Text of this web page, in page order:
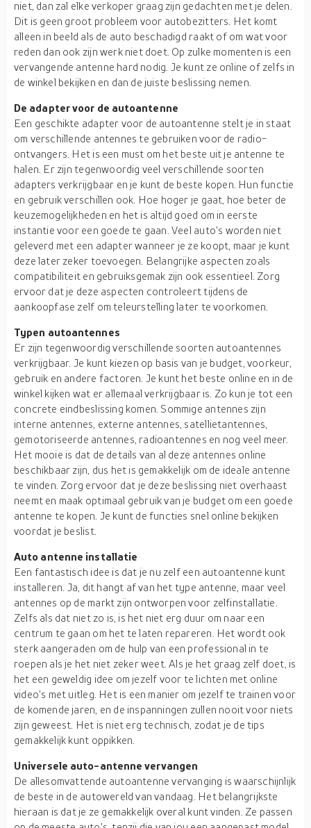
niet, dan zal elke verkoper graag zijn gedachten met je delen.
Dit is geen groot probleem voor autobezitters. Het komt
alleen in beeld als de auto beschadigd raakt of om wat voor
reden dan ook zijn werk niet doet. Op zulke momenten is een
vervangende antenne hard nodig. Je kunt ze online of zelfs in
de winkel bekijken en dan de juiste beslissing nemen.
De adapter voor de autoantenne
Een geschikte adapter voor de autoantenne stelt je in staat
om verschillende antennes te gebruiken voor de radio-
ontvangers. Het is een must om het beste uit je antenne te
halen. Er zijn tegenwoordig veel verschillende soorten
adapters verkrijgbaar en je kunt de beste kopen. Hun functie
en gebruik verschillen ook. Hoe hoger je gaat, hoe beter de
keuzemogelijkheden en het is altijd goed om in eerste
instantie voor een goede te gaan. Veel auto's worden niet
geleverd met een adapter wanneer je ze koopt, maar je kunt
deze later zeker toevoegen. Belangrijke aspecten zoals
compatibiliteit en gebruiksgemak zijn ook essentieel. Zorg
ervoor dat je deze aspecten controleert tijdens de
aankoopfase zelf om teleurstelling later te voorkomen.
Typen autoantennes
Er zijn tegenwoordig verschillende soorten autoantennes
verkrijgbaar. Je kunt kiezen op basis van je budget, voorkeur,
gebruik en andere factoren. Je kunt het beste online en in de
winkel kijken wat er allemaal verkrijgbaar is. Zo kun je tot een
concrete eindbeslissing komen. Sommige antennes zijn
interne antennes, externe antennes, satellietantennes,
gemotoriseerde antennes, radioantennes en nog veel meer.
Het mooie is dat de details van al deze antennes online
beschikbaar zijn, dus het is gemakkelijk om de ideale antenne
te vinden. Zorg ervoor dat je deze beslissing niet overhaast
neemt en maak optimaal gebruik van je budget om een goede
antenne te kopen. Je kunt de functies snel online bekijken
voordat je beslist.
Auto antenne installatie
Een fantastisch idee is dat je nu zelf een autoantenne kunt
installeren. Ja, dit hangt af van het type antenne, maar veel
antennes op de markt zijn ontworpen voor zelfinstallatie.
Zelfs als dat niet zo is, is het niet erg duur om naar een
centrum te gaan om het te laten repareren. Het wordt ook
sterk aangeraden om de hulp van een professional in te
roepen als je het niet zeker weet. Als je het graag zelf doet, is
het een geweldig idee om jezelf voor te lichten met online
video's met uitleg. Het is een manier om jezelf te trainen voor
de komende jaren, en de inspanningen zullen nooit voor niets
zijn geweest. Het is niet erg technisch, zodat je de tips
gemakkelijk kunt oppikken.
Universele auto-antenne vervangen
De allesomvattende autoantenne vervanging is waarschijnlijk
de beste in de autowereld van vandaag. Het belangrijkste
hieraan is dat je ze gemakkelijk overal kunt vinden. Ze passen